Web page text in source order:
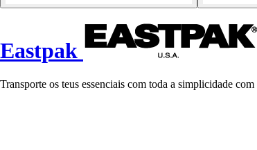
Eastpak
Transporte os teus essenciais com toda a simplicidade